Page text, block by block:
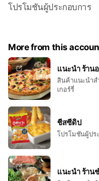
โปรโมชันผู้ประกอบการ
More from this
แนะนำ ร้าน
สินค้าแนะนำส
เกอร์รี่
ชีสซีดิป
โปรโมชันผู้ปร
แนะนำ ร้าน